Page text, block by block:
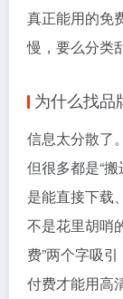
真正能用的免
慢，要么分类
为什么找品
信息太分散了
但很多都是“
是能直接下载
不是花里胡哨
费”两个字吸
付费才能用高